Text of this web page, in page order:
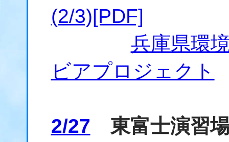
(2/3)[PDF]
兵庫県環
ビアプロジェクト
2/27 東富士演習